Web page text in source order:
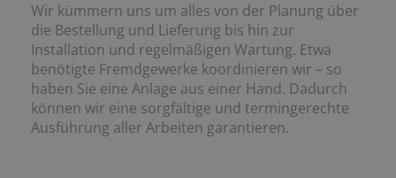
Wir kümmern uns um alles von der Planung über
die Bestellung und Lieferung bis hin zur
Installation und regelmäßigen Wartung. Etwa
benötigte Fremdgewerke koordinieren wir – so
haben Sie eine Anlage aus einer Hand. Dadurch
können wir eine sorgfältige und termingerechte
Ausführung aller Arbeiten garantieren.